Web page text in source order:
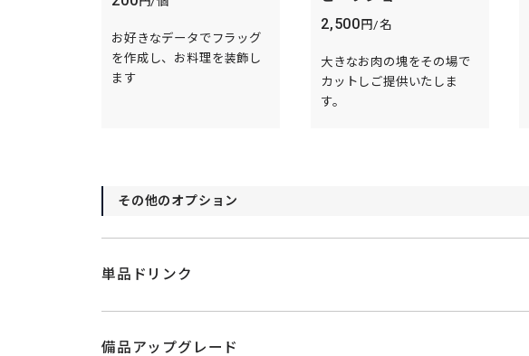
お好きなデータでフラッグ
を作成し、お料理を装飾し
ます
2,500 円/名
大きなお肉の塊をその場で
カットしご提供いたしま
す。
その他のオプション
単品ドリンク
備品アップグレード